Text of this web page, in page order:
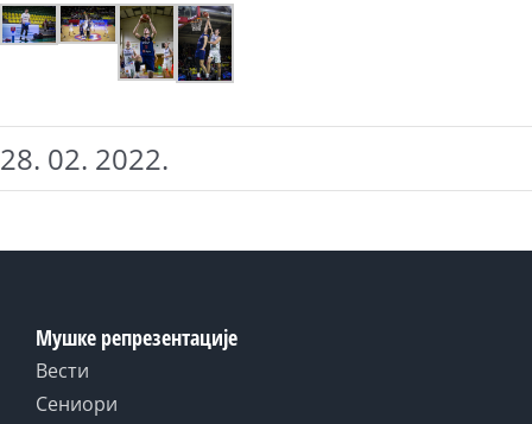
28. 02. 2022.
Мушке репрезентације
Вести
Сениори